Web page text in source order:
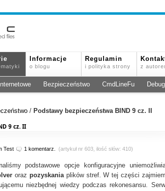
Informacje
o blogu
Regulamin
i polityka strony z
Bezpieczeństwo CmdLineFu Debug
/ Podstawy bezpieczeństwa BIND 9 cz. II
9 cz. II
Test 1 komentarz. (artykuł nr 603, ilość słów: 410)
podstawowe opcje konfiguracyjne
oraz pozyskaniaplików stref. W tej części
niezbędnej wiedzy podczas rekonesansu.